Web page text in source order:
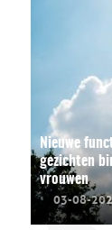
Nieuwe
gezichten
vrouwen
03-08-